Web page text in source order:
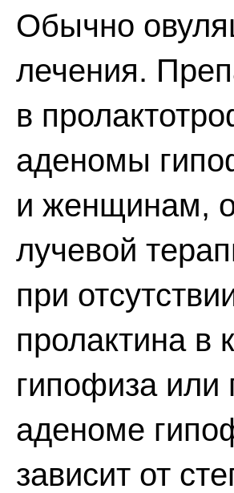
Обычно
лечения.
в
аденомы
и женщинам,
лучевой
при
пролактина в
гипофиза или
аденоме
зависит от